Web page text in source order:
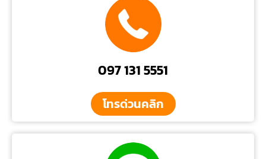
097 131 5551
โทรด่วนคลิก